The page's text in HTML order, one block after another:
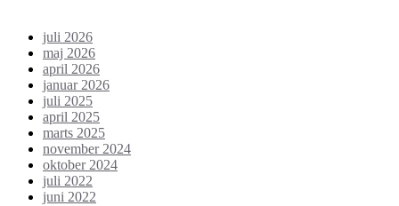
juli 2026
maj 2026
april 2026
januar 2026
juli 2025
april 2025
marts 2025
november 2024
oktober 2024
juli 2022
juni 2022